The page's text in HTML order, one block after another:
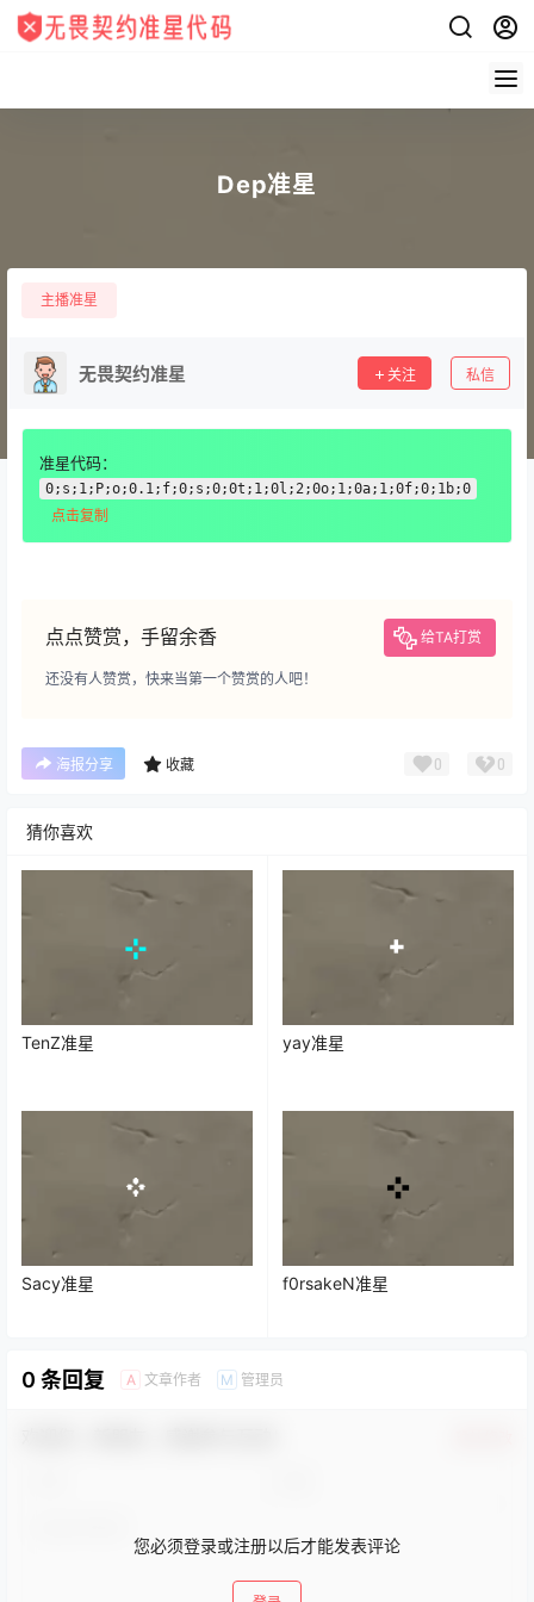
Dep准星
主播准星
无畏契约准星 关注 私信
准星代码：
0;s;1;P;o;0.1;f;0;s;0;0t;1;0l;2;0o;1;0a;1;0f;0;1b;0
点击复制
点点赞赏，手留余香 给TA打赏
还没有人赞赏，快来当第一个赞赏的人吧！
海报分享 收藏 0 0
猜你喜欢
TenZ准星 yay准星
Sacy准星 f0rsakeN准星
0 条回复 A 文章作者 M 管理员
您必须登录或注册以后才能发表评论